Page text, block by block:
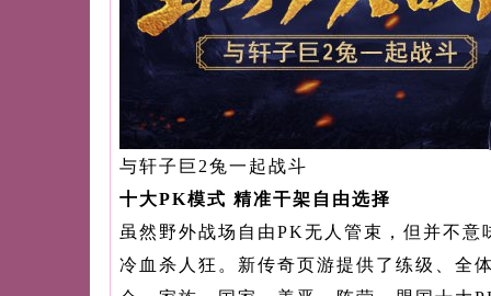
与轩子巨2兔一起战斗
十大PK模式 精准干架自由选择
虽然野外战场自由PK无人管束，但并不意
冷血杀人狂。新传奇页游提供了练级、全